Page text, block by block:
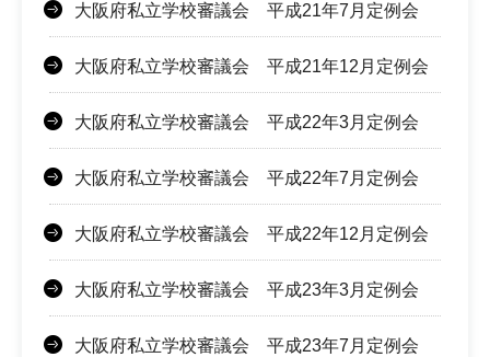
大阪府私立学校審議会 平成21年7月定例会
大阪府私立学校審議会 平成21年12月定例会
大阪府私立学校審議会 平成22年3月定例会
大阪府私立学校審議会 平成22年7月定例会
大阪府私立学校審議会 平成22年12月定例会
大阪府私立学校審議会 平成23年3月定例会
大阪府私立学校審議会 平成23年7月定例会